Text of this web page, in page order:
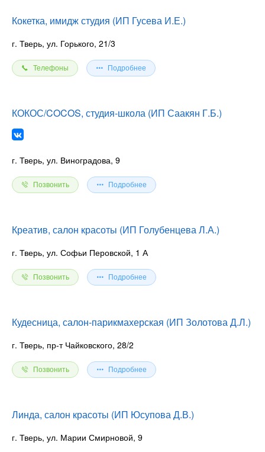
Кокетка, имидж студия (ИП Гусева И.Е.)
г. Тверь, ул. Горького, 21/3
Телефоны Подробнее
КОКОС/COCOS, студия-школа (ИП Саакян Г.Б.)
г. Тверь, ул. Виноградова, 9
Позвонить Подробнее
Креатив, салон красоты (ИП Голубенцева Л.А.)
г. Тверь, ул. Софьи Перовской, 1 А
Позвонить Подробнее
Кудесница, салон-парикмахерская (ИП Золотова Д.Л.)
г. Тверь, пр-т Чайковского, 28/2
Позвонить Подробнее
Линда, салон красоты (ИП Юсупова Д.В.)
г. Тверь, ул. Марии Смирновой, 9